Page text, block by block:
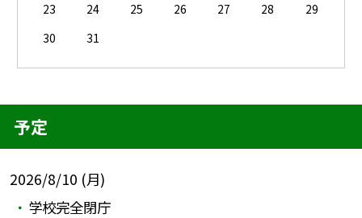
23
24 25 26 27 28
29
30
31
予定
2026/8/10 (月)
学校完全閉庁